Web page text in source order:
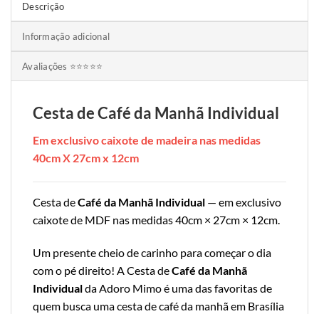
Descrição
Informação adicional
Avaliações ⭐⭐⭐⭐⭐
Cesta de Café da Manhã Individual
Em exclusivo caixote de madeira nas medidas
40cm X 27cm x 12cm
Cesta deCafé da Manhã Individual — em exclusivo
caixote de MDF nas medidas 40cm × 27cm × 12cm.
Um presente cheio de carinho para começar o dia
com o pé direito! A Cesta deCafé da Manhã
Individualda Adoro Mimo é uma das favoritas de
quem busca uma cesta de café da manhã em Brasília